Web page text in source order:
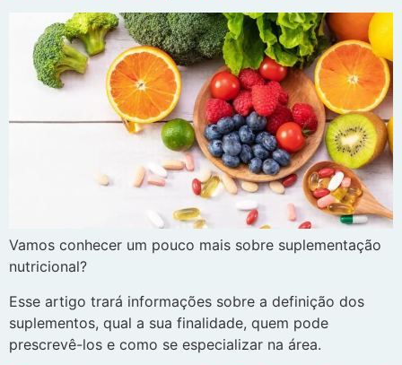
Vamos conhecer um pouco mais sobre suplementação
nutricional?
Esse artigo trará informações sobre a definição dos
suplementos, qual a sua finalidade, quem pode
prescrevê-los e como se especializar na área.